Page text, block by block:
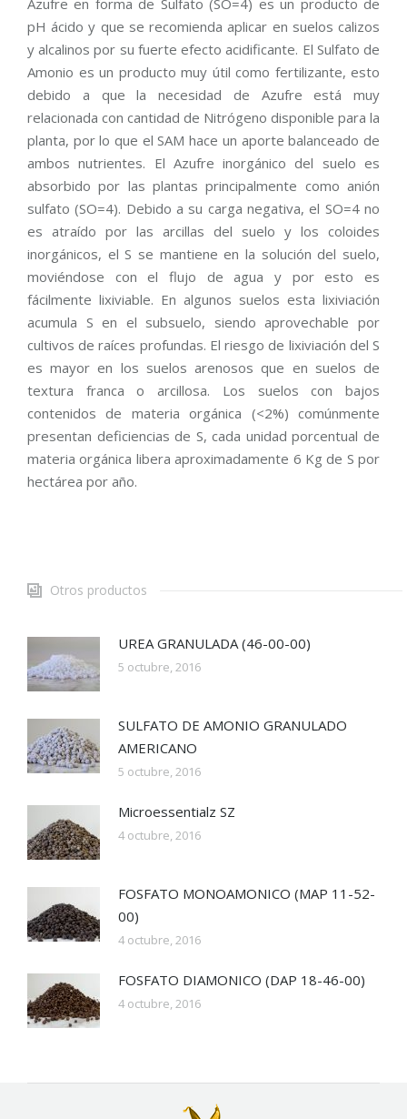
Azufre en forma de Sulfato (SO=4) es un producto de
pH ácido y que se recomienda aplicar en suelos calizos
y alcalinos por su fuerte efecto acidificante. El Sulfato de
Amonio es un producto muy útil como fertilizante, esto
debido a que la necesidad de Azufre está muy
relacionada con cantidad de Nitrógeno disponible para la
planta, por lo que el SAM hace un aporte balanceado de
ambos nutrientes. El Azufre inorgánico del suelo es
absorbido por las plantas principalmente como anión
sulfato (SO=4). Debido a su carga negativa, el SO=4 no
es atraído por las arcillas del suelo y los coloides
inorgánicos, el S se mantiene en la solución del suelo,
moviéndose con el flujo de agua y por esto es
fácilmente lixiviable. En algunos suelos esta lixiviación
acumula S en el subsuelo, siendo aprovechable por
cultivos de raíces profundas. El riesgo de lixiviación del S
es mayor en los suelos arenosos que en suelos de
textura franca o arcillosa. Los suelos con bajos
contenidos de materia orgánica (<2%) comúnmente
presentan deficiencias de S, cada unidad porcentual de
materia orgánica libera aproximadamente 6 Kg de S por
hectárea por año.
Otros productos
UREA GRANULADA (46-00-00)
5 octubre, 2016
SULFATO DE AMONIO GRANULADO
AMERICANO
5 octubre, 2016
Microessentialz SZ
4 octubre, 2016
FOSFATO MONOAMONICO (MAP 11-52-
00)
4 octubre, 2016
FOSFATO DIAMONICO (DAP 18-46-00)
4 octubre, 2016